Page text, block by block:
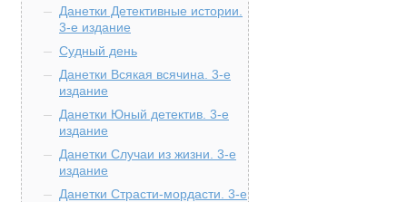
Данетки Детективные истории.
3-е издание
Судный день
Данетки Всякая всячина. 3-е
издание
Данетки Юный детектив. 3-е
издание
Данетки Случаи из жизни. 3-е
издание
Данетки Страсти-мордасти. 3-е